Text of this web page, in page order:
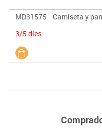
MD31575
Camiseta y
3/5 dies